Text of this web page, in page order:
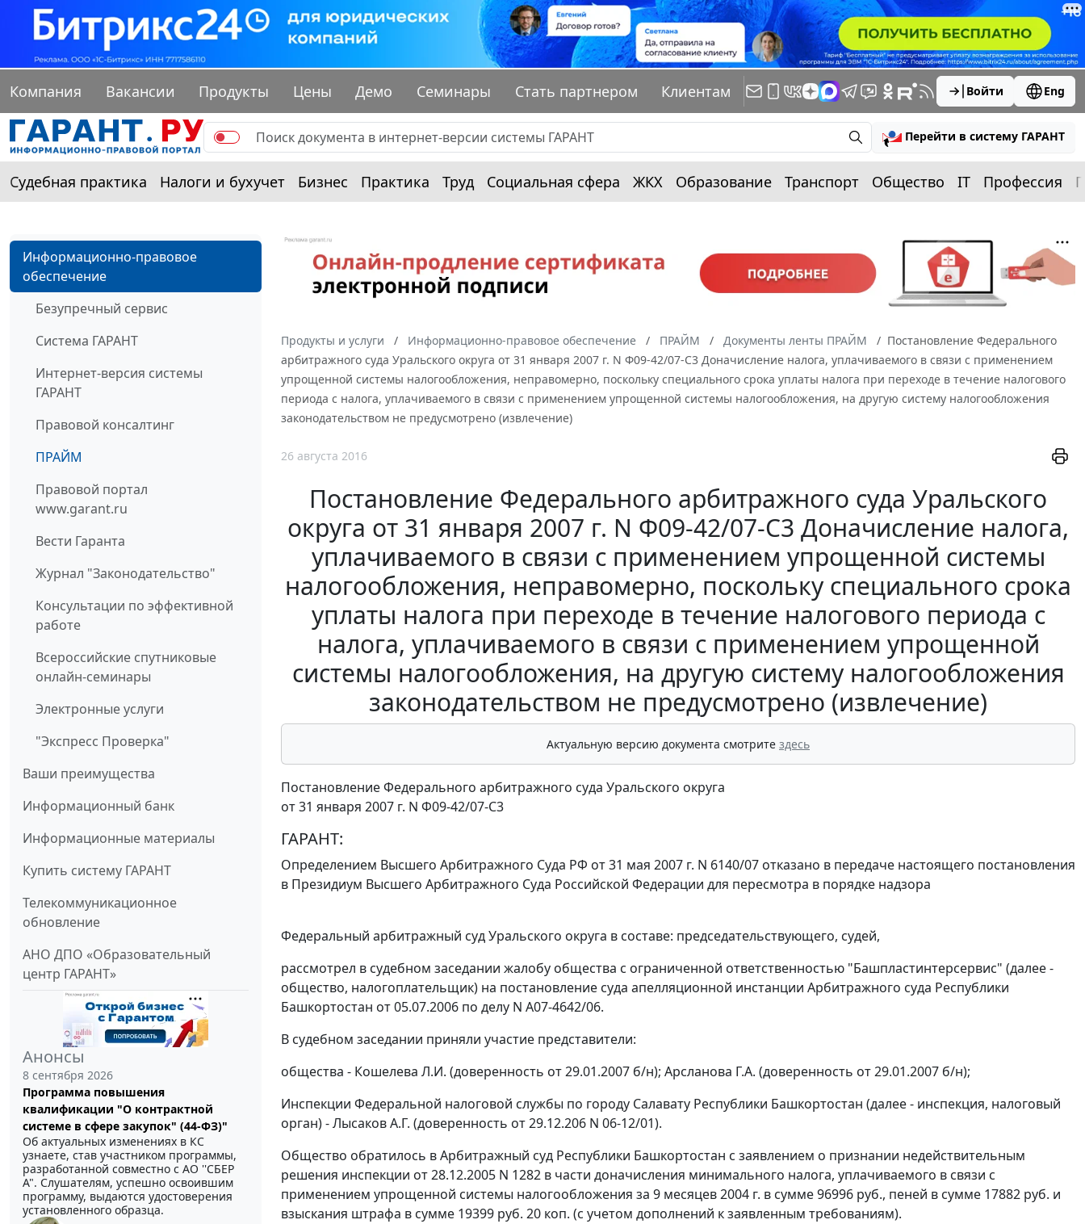
Компания Вакансии Продукты Цены Демо Семинары Стать партнером Клиентам Войти Eng
Перейти в систему ГАРАНТ
Судебная практика Налоги и бухучет Бизнес Практика Труд Социальная сфера ЖКХ Образование Транспорт Общество IT Профессия
Информационно-правовое
обеспечение
Безупречный сервис
Система ГАРАНТ
Интернет-версия системы
ГАРАНТ
Правовой консалтинг
ПРАЙМ
Правовой портал
www.garant.ru
Вести Гаранта
Журнал "Законодательство"
Консультации по эффективной
работе
Всероссийские спутниковые
онлайн-семинары
Электронные услуги
"Экспресс Проверка"
Ваши преимущества
Информационный банк
Информационные материалы
Купить систему ГАРАНТ
Телекоммуникационное
обновление
АНО ДПО «Образовательный
центр ГАРАНТ»
Анонсы
8 сентября 2026
Программа повышения
квалификации "О контрактной
системе в сфере закупок" (44-ФЗ)"
Об актуальных изменениях в КС
узнаете, став участником программы,
разработанной совместно с АО ''СБЕР
А". Слушателям, успешно освоившим
программу, выдаются удостоверения
установленного образца.
Продукты и услуги Информационно-правовое обеспечение ПРАЙМ Документы ленты ПРАЙМ
Постановление Федерального
арбитражного суда Уральского округа от 31 января 2007 г. N Ф09-42/07-С3 Доначисление налога, уплачиваемого в связи с применением
упрощенной системы налогообложения, неправомерно, поскольку специального срока уплаты налога при переходе в течение налогового
периода с налога, уплачиваемого в связи с применением упрощенной системы налогообложения, на другую систему налогообложения
законодательством не предусмотрено (извлечение)
26 августа 2016
Постановление Федерального арбитражного суда Уральского
округа от 31 января 2007 г. N Ф09-42/07-С3 Доначисление налога,
уплачиваемого в связи с применением упрощенной системы
налогообложения, неправомерно, поскольку специального срока
уплаты налога при переходе в течение налогового периода с
налога, уплачиваемого в связи с применением упрощенной
системы налогообложения, на другую систему налогообложения
законодательством не предусмотрено (извлечение)
Актуальную версию документа смотрите здесь
Постановление Федерального арбитражного суда Уральского округа
от 31 января 2007 г. N Ф09-42/07-С3
ГАРАНТ:
Определением Высшего Арбитражного Суда РФ от 31 мая 2007 г. N 6140/07 отказано в передаче настоящего постановления
в Президиум Высшего Арбитражного Суда Российской Федерации для пересмотра в порядке надзора
Федеральный арбитражный суд Уральского округа в составе: председательствующего, судей,
рассмотрел в судебном заседании жалобу общества с ограниченной ответственностью "Башпластинтерсервис" (далее -
общество, налогоплательщик) на постановление суда апелляционной инстанции Арбитражного суда Республики
Башкортостан от 05.07.2006 по делу N А07-4642/06.
В судебном заседании приняли участие представители:
общества - Кошелева Л.И. (доверенность от 29.01.2007 б/н); Арсланова Г.А. (доверенность от 29.01.2007 б/н);
Инспекции Федеральной налоговой службы по городу Салавату Республики Башкортостан (далее - инспекция, налоговый
орган) - Лысаков А.Г. (доверенность от 29.12.206 N 06-12/01).
Общество обратилось в Арбитражный суд Республики Башкортостан с заявлением о признании недействительным
решения инспекции от 28.12.2005 N 1282 в части доначисления минимального налога, уплачиваемого в связи с
применением упрощенной системы налогообложения за 9 месяцев 2004 г. в сумме 96996 руб., пеней в сумме 17882 руб. и
взыскания штрафа в сумме 19399 руб. 20 коп. (с учетом дополнений к заявленным требованиям).